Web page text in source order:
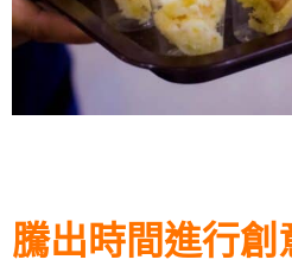
騰出時間進行創